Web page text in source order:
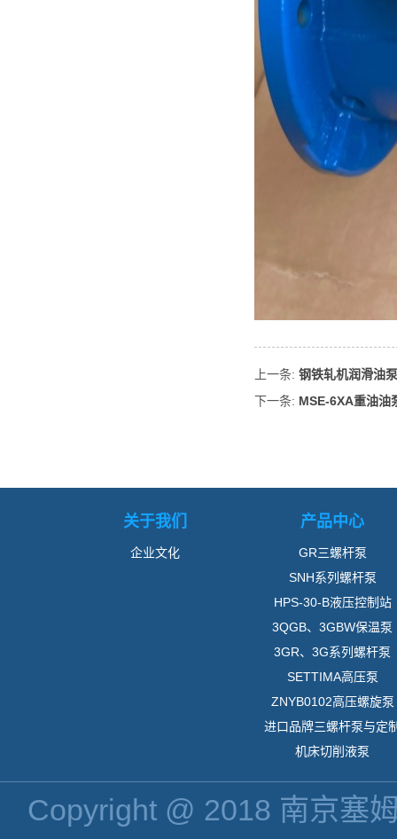
上一条: 钢铁轧机润滑油
下一条: MSE-6XA重油油
关于我们
企业文化
产品中心
GR三螺杆泵
SNH系列螺杆泵
HPS-30-B液压控制站
3QGB、3GBW保温泵
3GR、3G系列螺杆泵
SETTIMA高压泵
ZNYB0102高压螺旋泵
进口品牌三螺杆泵与定
机床切削液泵
Copyright @ 2018 南京塞